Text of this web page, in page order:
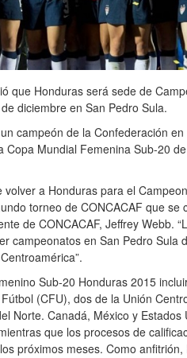
que Honduras será sede de
diciembre en San Pedro Sula.
campeón de la Confederación
Copa Mundial Femenina Sub-20
volver a Honduras para el
torneo de CONCACAF que
de CONCACAF, Jeffrey Webb.
campeonatos en San Pedro Sula
Sub-20 Honduras 2015
(CFU), dos de la Unión
Norte. Canadá, México y Estados
que los procesos de
próximos meses. Como